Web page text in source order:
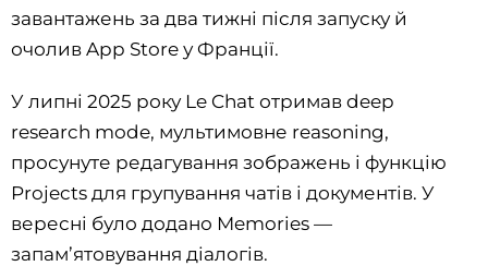
завантажень за два тижні після запуску й
очолив App Store у Франції.
У липні 2025 року Le Chat отримав deep
research mode, мультимовне reasoning,
просунуте редагування зображень і функцію
Projects для групування чатів і документів. У
вересні було додано Memories —
запам’ятовування діалогів.